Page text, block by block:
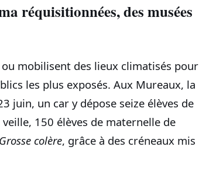
réquisitionnées, des musées
mobilisent des lieux climatisés pour
les plus exposés. Aux Mureaux, la
juin, un car y dépose seize élèves de
150 élèves de maternelle de
Grosse colère, grâce à des créneaux mis